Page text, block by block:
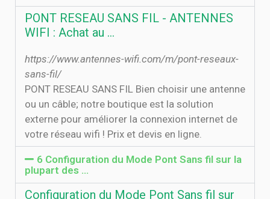
PONT RESEAU SANS FIL - ANTENNES
WIFI : Achat au …
https://www.antennes-wifi.com/m/pont-reseaux-
sans-fil/
PONT RESEAU SANS FIL Bien choisir une antenne
ou un câble; notre boutique est la solution
externe pour améliorer la connexion internet de
votre réseau wifi ! Prix et devis en ligne.
6 Configuration du Mode Pont Sans fil sur la
plupart des ...
Configuration du Mode Pont Sans fil sur